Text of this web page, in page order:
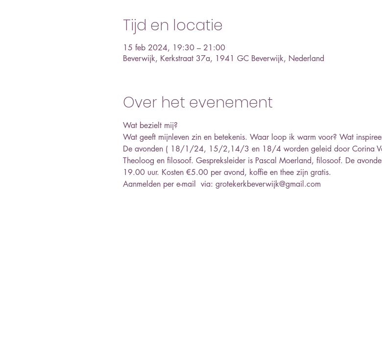
Tijd en locatie
15 feb 2024, 19:30 – 21:00
Beverwijk, Kerkstraat 37a, 1941 GC Beverwijk, Nederland
Over het evenement
Wat bezielt mij?
Wat geeft mijnleven zin en betekenis. Waar loop ik warm voor? Wat
De avonden ( 18/1/24, 15/2,14/3 en 18/4 worden geleid door Corina
Theoloog en filosoof. Gespreksleider is Pascal Moerland, filosoof. De
19.00 uur. Kosten €5.00 per avond, koffie en thee zijn gratis.
Aanmelden per e-mail  via: grotekerkbeverwijk@gmail.com